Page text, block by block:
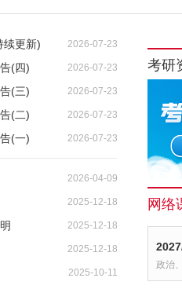
续更新) 2026-07-23
(四) 2026-07-23
(三) 2026-07-23
(二) 2026-07-23
(一) 2026-07-23
2026-04-09
2025-12-18
2025-12-18
2025-12-18
2025-10-11
考研
网络
政治